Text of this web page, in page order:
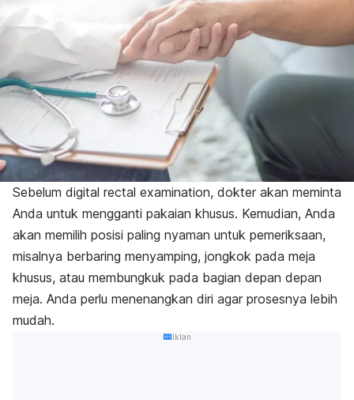
Sebelum digital rectal examination, dokter akan meminta
Anda untuk mengganti pakaian khusus. Kemudian, Anda
akan memilih posisi paling nyaman untuk pemeriksaan,
misalnya berbaring menyamping, jongkok pada meja
khusus, atau membungkuk pada bagian depan depan
meja. Anda perlu menenangkan diri agar prosesnya lebih
mudah.
Iklan